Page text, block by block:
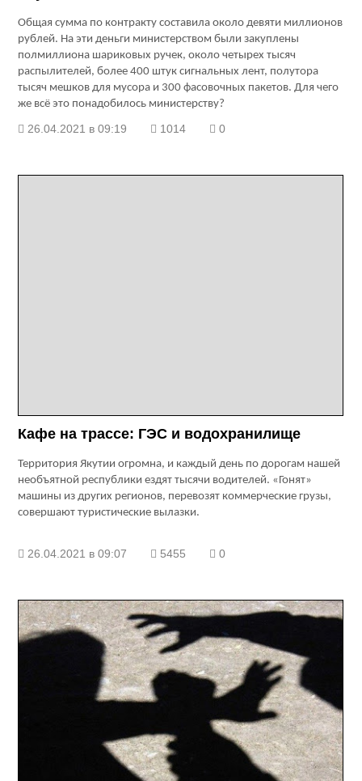
Общая сумма по контракту составила около девяти миллионов
рублей. На эти деньги министерством были закуплены
полмиллиона шариковых ручек, около четырех тысяч
распылителей, более 400 штук сигнальных лент, полутора
тысяч мешков для мусора и 300 фасовочных пакетов. Для чего
же всё это понадобилось министерству?
26.04.2021 в 09:19 1014 0
Кафе на трассе: ГЭС и водохранилище
Территория Якутии огромна, и каждый день по дорогам нашей
необъятной республики ездят тысячи водителей. «Гонят»
машины из других регионов, перевозят коммерческие грузы,
совершают туристические вылазки.
26.04.2021 в 09:07 5455 0